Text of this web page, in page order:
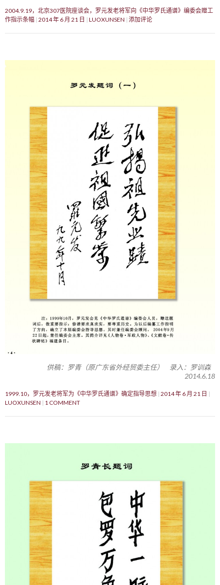
2004.9.19，北京307医院座谈会，罗元发老将军向《中华罗氏通谱》编委会赠工
作指示条幅 2014 年 6 月 21 日 LUOXUNSEN 添加评论
供稿：罗青（原广东省外经贸委主任） 录入：罗训森
2014.6.18
1999.10，罗元发老将军为《中华罗氏通谱》确定指导思想 2014 年 6 月 21 日
LUOXUNSEN
1 COMMENT